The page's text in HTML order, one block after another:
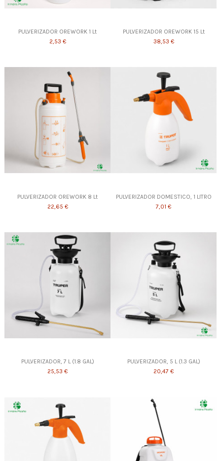
PULVERIZADOR OREWORK 1 Lt
2,53 €
PULVERIZADOR OREWORK 15 Lt
38,53 €
PULVERIZADOR OREWORK 8 Lt
22,65 €
PULVERIZADOR DOMESTICO, 1 LITRO
7,01 €
PULVERIZADOR, 7 L (1.8 GAL)
25,53 €
PULVERIZADOR, 5 L (1.3 GAL)
20,47 €